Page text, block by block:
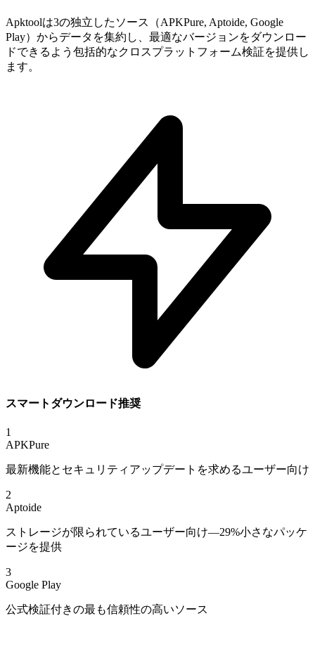
Apktoolは3の独立したソース（APKPure, Aptoide, Google
Play）からデータを集約し、最適なバージョンをダウンロー
ドできるよう包括的なクロスプラットフォーム検証を提供し
ます。
スマートダウンロード推奨
1
APKPure
最新機能とセキュリティアップデートを求めるユーザー向け
2
Aptoide
ストレージが限られているユーザー向け—29%小さなパッケ
ージを提供
3
Google Play
公式検証付きの最も信頼性の高いソース